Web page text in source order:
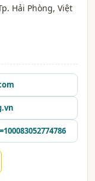
Hải Phòng, Việt